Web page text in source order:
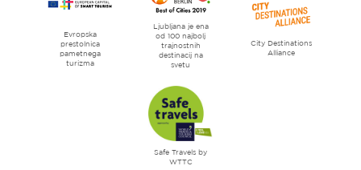
Evropska
prestolnica
pametnega
turizma
Ljubljana je ena
od 100 najbolj
trajnostnih
destinacij na
svetu
City Destinations
Alliance
Safe Travels by
WTTC